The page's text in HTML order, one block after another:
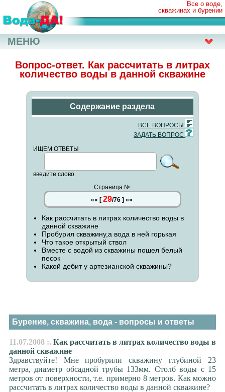
Все о воде,
скважинах и бурении
Вопрос-ответ. Как рассчитать в литрах
количество воды в данной скважине
Содержание раздела
ВСЕ ВОПРОСЫ
ЗАДАТЬ ВОПРОС
ИЩЕМ ОТВЕТЫ
введите слово
Страница №
«« [ 29/76] »»
Как рассчитать в литрах количество воды в
данной скважине
Пробурил скважину,а вода в ней горькая
Что такое открытый ствол
Вместе с водой из скважины пошел белый
песок
Какой дебит у артезианской скважины?
Бурение, скважина, вода - вопросы и ответы
11.07.2008 :. Как рассчитать в литрах количество воды в
данной скважине
Здравствуйте! Мне пробурили скважину глубиной 23
метра, диаметр обсадной трубы 133мм. Столб воды с 15
метров от поверхности, т.е. примерно 8 метров. Как можно
рассчитать в литрах количество воды в данной скважине?
МЕНЮ